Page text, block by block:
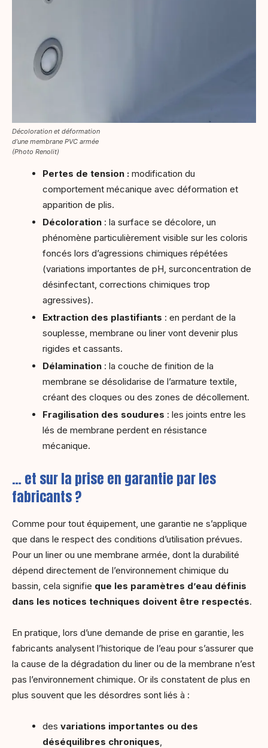
Décoloration et déformation
d’une membrane PVC armée
(Photo Renolit)
Pertes de tension : modification du
comportement mécanique avec déformation et
apparition de plis.
Décoloration : la surface se décolore, un
phénomène particulièrement visible sur les coloris
foncés lors d’agressions chimiques répétées
(variations importantes de pH, surconcentration de
désinfectant, corrections chimiques trop
agressives).
Extraction des plastifiants : en perdant de la
souplesse, membrane ou liner vont devenir plus
rigides et cassants.
Délamination : la couche de finition de la
membrane se désolidarise de l’armature textile,
créant des cloques ou des zones de décollement.
Fragilisation des soudures : les joints entre les
lés de membrane perdent en résistance
mécanique.
… et sur la prise en garantie par les
fabricants ?
Comme pour tout équipement, une garantie ne s’applique
que dans le respect des conditions d’utilisation prévues.
Pour un liner ou une membrane armée, dont la durabilité
dépend directement de l’environnement chimique du
bassin, cela signifie que les paramètres d’eau définis
dans les notices techniques doivent être respectés.
En pratique, lors d’une demande de prise en garantie, les
fabricants analysent l’historique de l’eau pour s’assurer que
la cause de la dégradation du liner ou de la membrane n’est
pas l’environnement chimique. Or ils constatent de plus en
plus souvent que les désordres sont liés à :
des variations importantes ou des
déséquilibres chroniques,